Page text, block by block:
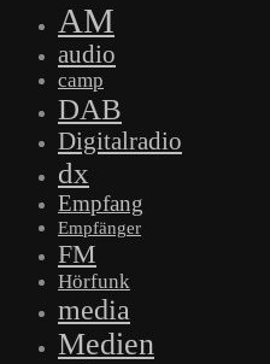
AM
audio
camp
DAB
Digitalradio
dx
Empfang
Empfänger
FM
Hörfunk
media
Medien